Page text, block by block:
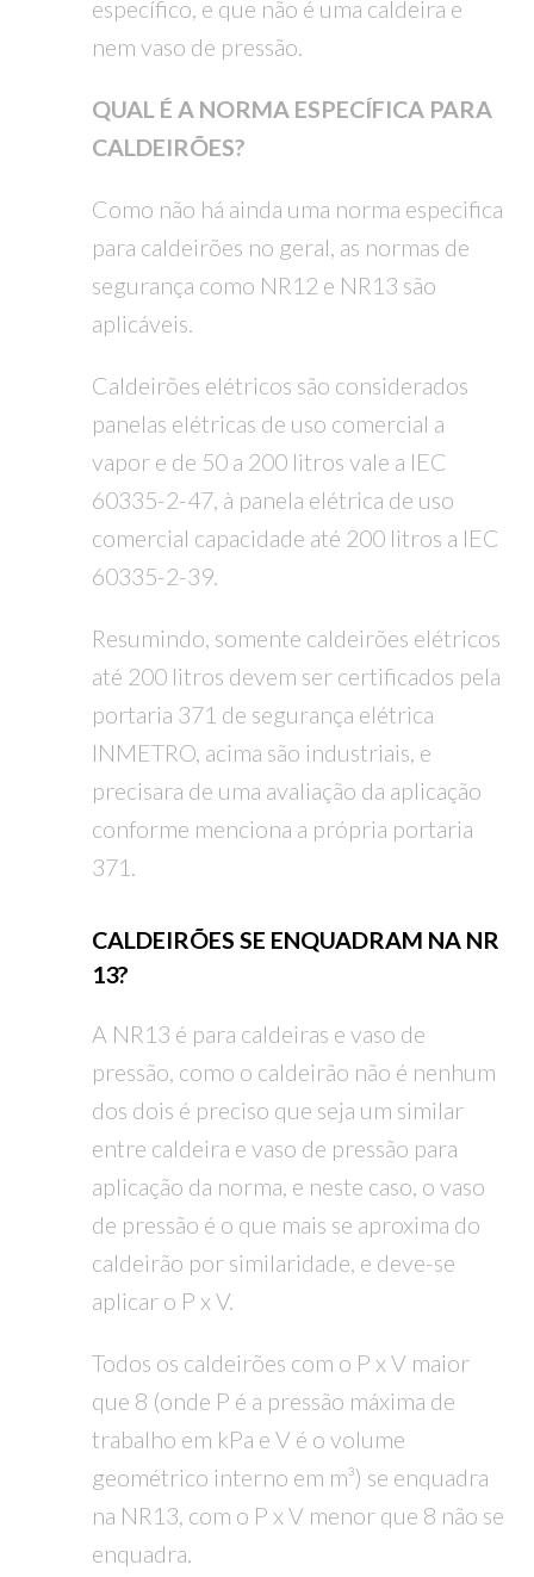
específico, e que não é uma caldeira e
nem vaso de pressão.
QUAL É A NORMA ESPECÍFICA PARA
CALDEIRÕES?
Como não há ainda uma norma especifica
para caldeirões no geral, as normas de
segurança como NR12 e NR13 são
aplicáveis.
Caldeirões elétricos são considerados
panelas elétricas de uso comercial a
vapor e de 50 a 200 litros vale a IEC
60335-2-47, à panela elétrica de uso
comercial capacidade até 200 litros a IEC
60335-2-39.
Resumindo, somente caldeirões elétricos
até 200 litros devem ser certificados pela
portaria 371 de segurança elétrica
INMETRO, acima são industriais, e
precisara de uma avaliação da aplicação
conforme menciona a própria portaria
371.
CALDEIRÕES SE ENQUADRAM NA NR
13?
A NR13 é para caldeiras e vaso de
pressão, como o caldeirão não é nenhum
dos dois é preciso que seja um similar
entre caldeira e vaso de pressão para
aplicação da norma, e neste caso, o vaso
de pressão é o que mais se aproxima do
caldeirão por similaridade, e deve-se
aplicar o P x V.
Todos os caldeirões com o P x V maior
que 8 (onde P é a pressão máxima de
trabalho em kPa e V é o volume
geométrico interno em m³) se enquadra
na NR13, com o P x V menor que 8 não se
enquadra.